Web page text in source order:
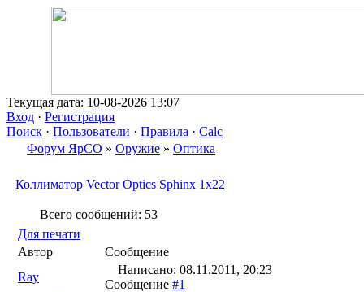
Текущая дата: 10-08-2026 13:07
Вход · Регистрация
Поиск · Пользователи · Правила · Calc
Форум ЯрСО » Оружие » Оптика
Коллиматор Vector Optics Sphinx 1x22
Всего сообщений: 53
Для печати
Автор
Сообщение
Ray
Написано: 08.11.2011, 20:23
Сообщение #1